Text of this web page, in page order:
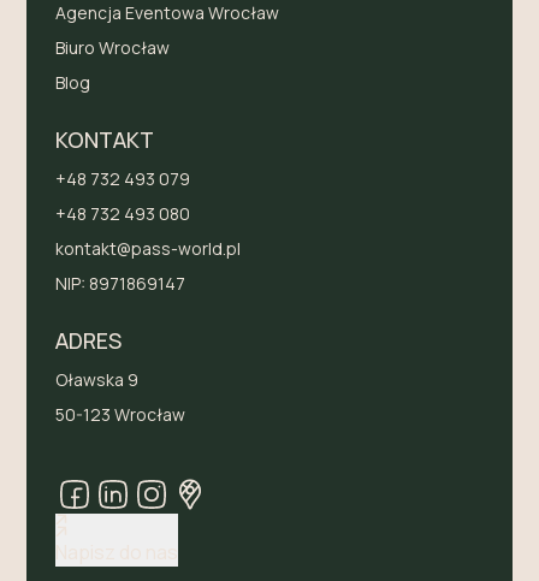
Agencja Eventowa Wrocław
Biuro Wrocław
Blog
KONTAKT
+48 732 493 079
+48 732 493 080
kontakt@pass-world.pl
NIP: 8971869147
ADRES
Oławska 9
50-123 Wrocław